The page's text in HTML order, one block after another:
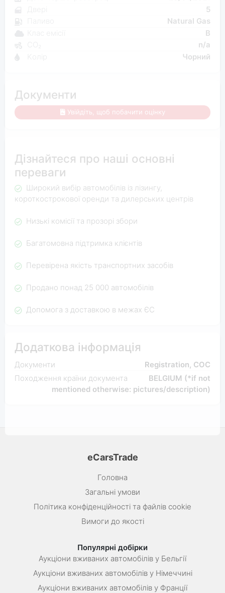
5
Natural Gas
B
n/a
Чорний
Документи
Увійдіть, щоб побачити оцінку
Дізнайтеся про наші основні
переваги
Широкий вибір автомобілів із лізингу,
короткострокової оренди та дилерських центрів
Низькі комісії та прозорі збори
Багатомовна підтримка клієнтів
Перевірена якість транспортних засобів
Продано понад 25 000 автомобілів
Допомога з доставкою в межах ЄС
Додаткова інформація
Документи
Registration, COC
Походження країни документа
BELGIUM (*if not
mentioned otherwise: pictures/description)
eCarsTrade
Головна
Загальні умови
Політика конфіденційності та файлів cookie
Вимоги до якості
Популярні добірки
Аукціони вживаних автомобілів у Бельгії
Аукціони вживаних автомобілів у Німеччині
Аукціони вживаних автомобілів у Франції